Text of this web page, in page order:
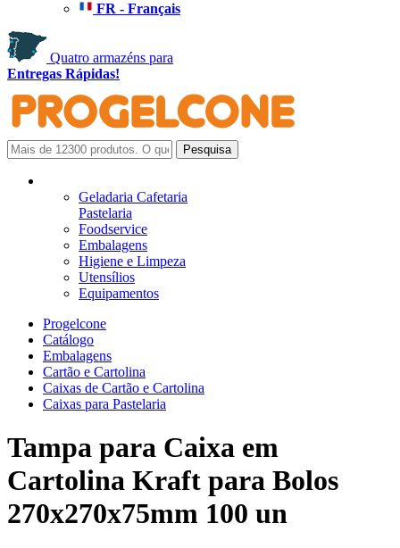
FR - Français
Quatro armazéns para
Entregas Rápidas!
Geladaria Cafetaria
Pastelaria
Foodservice
Embalagens
Higiene e Limpeza
Utensílios
Equipamentos
Progelcone
Catálogo
Embalagens
Cartão e Cartolina
Caixas de Cartão e Cartolina
Caixas para Pastelaria
Tampa para Caixa em
Cartolina Kraft para Bolos
270x270x75mm 100 un